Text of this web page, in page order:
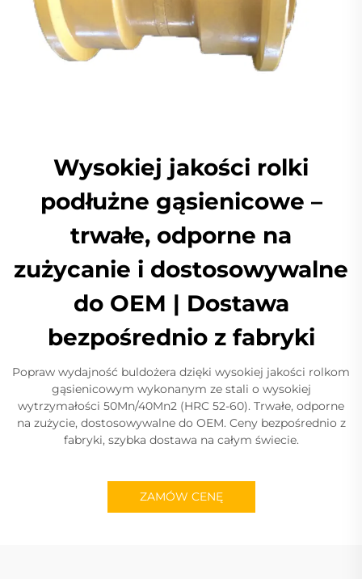
Wysokiej jakości rolki
podłużne gąsienicowe –
trwałe, odporne na
zużycanie i dostosowywalne
do OEM | Dostawa
bezpośrednio z fabryki
Popraw wydajność buldożera dzięki wysokiej jakości rolkom
gąsienicowym wykonanym ze stali o wysokiej
wytrzymałości 50Mn/40Mn2 (HRC 52-60). Trwałe, odporne
na zużycie, dostosowywalne do OEM. Ceny bezpośrednio z
fabryki, szybka dostawa na całym świecie.
ZAMÓW CENĘ